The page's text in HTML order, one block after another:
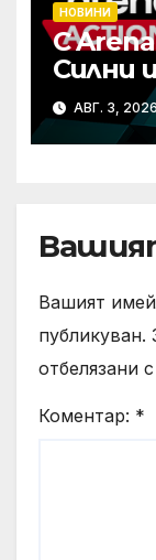
НОВИНИ
С
Силни
и срещи с
герои
АВГ. 3, 2026
Вашият
публикуван.
отбелязани с
Коментар: *